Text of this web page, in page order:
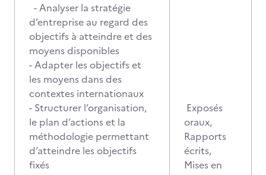
- Analyser la stratégie
d’entreprise au regard des
objectifs à atteindre et des
moyens disponibles
- Adapter les objectifs et
les moyens dans des
contextes internationaux
- Structurer l’organisation,
le plan d’actions et la
méthodologie permettant
d’atteindre les objectifs
fixés
Exposés
oraux,
Rapports
écrits,
Mises en